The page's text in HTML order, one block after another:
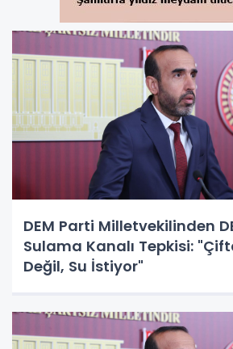
DEM Parti Milletvekilinden
Sulama Kanalı Tepkisi:
Değil, Su İstiyor"